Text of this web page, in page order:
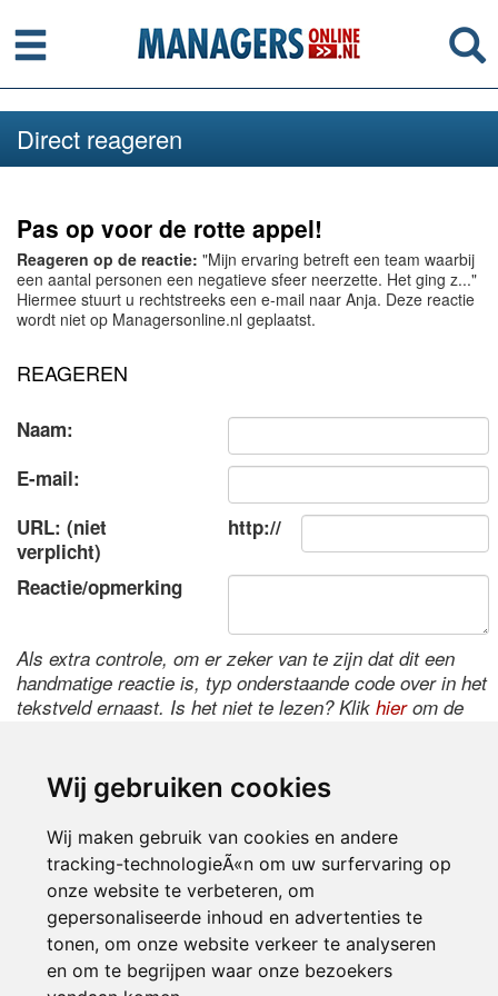
Wij gebruiken cookies
Wij maken gebruik van cookies en andere
tracking-technologieÃ«n om uw surfervaring op
onze website te verbeteren, om
gepersonaliseerde inhoud en advertenties te
tonen, om onze website verkeer te analyseren
en om te begrijpen waar onze bezoekers
Menu
Direct reageren
Pas op voor de rotte appel!
Reageren op de reactie: "Mijn ervaring betreft een team waarbij
een aantal personen een negatieve sfeer neerzette. Het ging z..."
Hiermee stuurt u rechtstreeks een e-mail naar Anja. Deze reactie
wordt niet op Managersonline.nl geplaatst.
REAGEREN
Naam:
E-mail:
URL: (niet
verplicht)
http://
Reactie/opmerking
Als extra controle, om er zeker van te zijn dat dit een
handmatige reactie is, typ onderstaande code over in het
tekstveld ernaast. Is het niet te lezen? Klik hierom de
Inloggen